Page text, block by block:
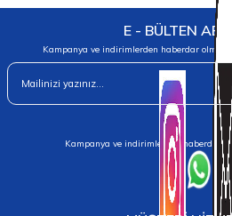
E - BÜLTEN
Kampanya ve indirimlerden haberdar olmak
Kampanya ve indirimlerden haberdar